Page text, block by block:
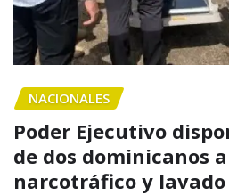
NACIONALES
Poder Ejecutivo
de dos dominicanos a
narcotráfico y